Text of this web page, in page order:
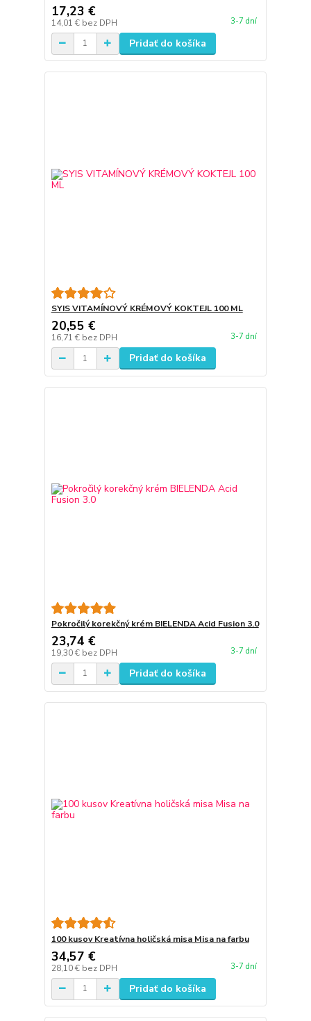
17,23 €
14,01 € bez DPH 3-7 dní
Pridať do košíka
SYIS VITAMÍNOVÝ KRÉMOVÝ KOKTEJL 100 ML
20,55 €
16,71 € bez DPH 3-7 dní
Pridať do košíka
Pokročilý korekčný krém BIELENDA Acid Fusion 3.0
23,74 €
19,30 € bez DPH 3-7 dní
Pridať do košíka
100 kusov Kreatívna holičská misa Misa na farbu
34,57 €
28,10 € bez DPH 3-7 dní
Pridať do košíka